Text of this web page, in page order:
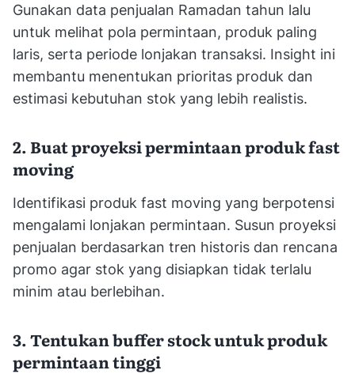
Gunakan data penjualan Ramadan tahun lalu
untuk melihat pola permintaan, produk paling
laris, serta periode lonjakan transaksi. Insight ini
membantu menentukan prioritas produk dan
estimasi kebutuhan stok yang lebih realistis.
2. Buat proyeksi permintaan produk fast
moving
Identifikasi produk fast moving yang berpotensi
mengalami lonjakan permintaan. Susun proyeksi
penjualan berdasarkan tren historis dan rencana
promo agar stok yang disiapkan tidak terlalu
minim atau berlebihan.
3. Tentukan buffer stock untuk produk
permintaan tinggi